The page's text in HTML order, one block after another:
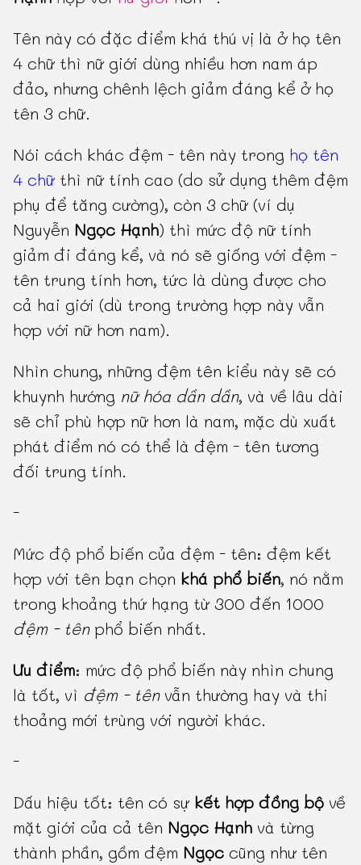
Tên này có đặc điểm khá thú vị là ở họ tên
4 chữ thì nữ giới dùng nhiều hơn nam áp
đảo, nhưng chênh lệch giảm đáng kể ở họ
tên 3 chữ.
Nói cách khác đệm - tên này trong họ tên
4 chữ thì nữ tính cao (do sử dụng thêm đệm
phụ để tăng cường), còn 3 chữ (ví dụ
Nguyễn Ngọc Hạnh) thì mức độ nữ tính
giảm đi đáng kể, và nó sẽ giống với đệm -
tên trung tính hơn, tức là dùng được cho
cả hai giới (dù trong trường hợp này vẫn
hợp với nữ hơn nam).
Nhìn chung, những đệm tên kiểu này sẽ có
khuynh hướng nữ hóa dần dần, và về lâu dài
sẽ chỉ phù hợp nữ hơn là nam, mặc dù xuất
phát điểm nó có thể là đệm - tên tương
đối trung tính.
-
Mức độ phổ biến của đệm - tên: đệm kết
hợp với tên bạn chọn khá phổ biến, nó nằm
trong khoảng thứ hạng từ 300 đến 1000
đệm - tênphổ biến nhất.
Ưu điểm: mức độ phổ biến này nhìn chung
là tốt, vì đệm - tênvẫn thường hay và thi
thoảng mới trùng với người khác.
-
Dấu hiệu tốt: tên có sự kết hợp đồng bộ về
mặt giới của cả tên Ngọc Hạnh và từng
thành phần, gồm đệm Ngọc cũng như tên